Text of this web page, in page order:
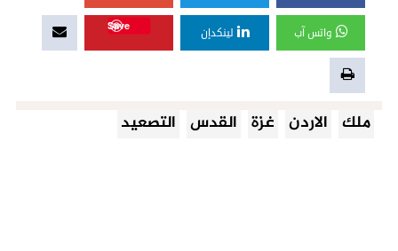
واتس آب لينكدإن
Save
ملك الاردن غزة القدس التصعيد